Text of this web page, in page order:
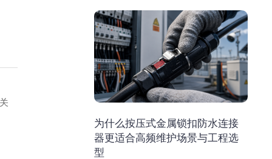
为什么按压式金属锁扣防水连接
器更适合高频维护场景与工程选
型